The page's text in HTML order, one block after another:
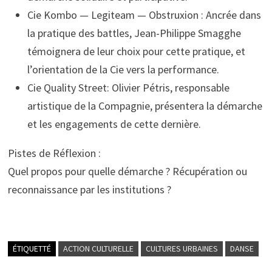
Cie Kombo — Legiteam — Obstruxion : Ancrée dans
la pratique des battles, Jean-Philippe Smagghe
témoignera de leur choix pour cette pratique, et
l’orientation de la Cie vers la performance.
Cie Quality Street: Olivier Pétris, responsable
artistique de la Compagnie, présentera la démarche
et les engagements de cette dernière.
Pistes de Réflexion :
Quel propos pour quelle démarche ? Récupération ou
reconnaissance par les institutions ?
ÉTIQUETTÉ ACTION CULTURELLE CULTURES URBAINES
DANSE